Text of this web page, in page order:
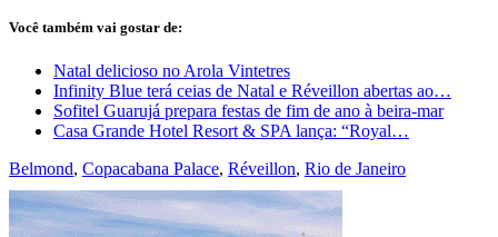
Você também vai gostar de:
Natal delicioso no Arola Vintetres
Infinity Blue terá ceias de Natal e Réveillon abertas ao…
Sofitel Guarujá prepara festas de fim de ano à beira-mar
Casa Grande Hotel Resort & SPA lança: “Royal…
Belmond, Copacabana Palace, Réveillon, Rio de Janeiro